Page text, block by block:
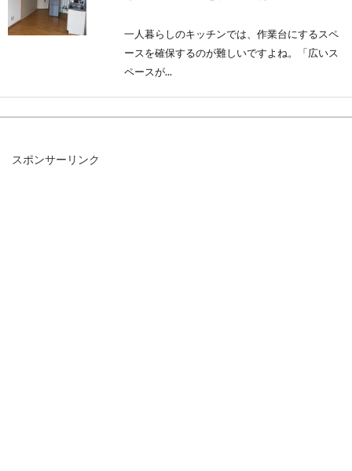
一人暮らしのキッチンでは、作業台にするスペ
ースを確保するのが難しいですよね。「広いス
ペースが...
スポンサーリンク